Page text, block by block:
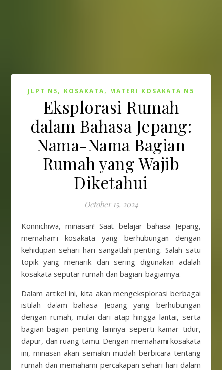
JLPT N5, KOSAKATA, MATERI KOSAKATA N5
Eksplorasi Rumah
dalam Bahasa Jepang:
Nama-Nama Bagian
Rumah yang Wajib
Diketahui
October 15, 2024
Konnichiwa, minasan! Saat belajar bahasa Jepang,
memahami kosakata yang berhubungan dengan
kehidupan sehari-hari sangatlah penting. Salah satu
topik yang menarik dan sering digunakan adalah
kosakata seputar rumah dan bagian-bagiannya.
Dalam artikel ini, kita akan mengeksplorasi berbagai
istilah dalam bahasa Jepang yang berhubungan
dengan rumah, mulai dari atap hingga lantai, serta
bagian-bagian penting lainnya seperti kamar tidur,
dapur, dan ruang tamu. Dengan memahami kosakata
ini, minasan akan semakin mudah berbicara tentang
rumah dan memahami percakapan sehari-hari dalam